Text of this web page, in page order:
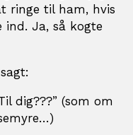
ringe til ham, hvis
ind. Ja, så kogte
dig???” (som om